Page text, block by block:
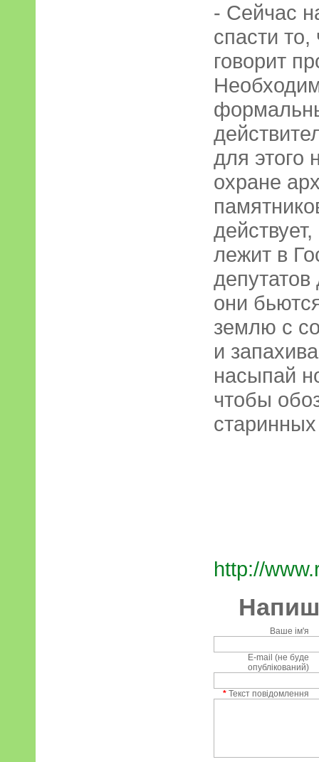
- Сейчас
спасти то,
говорит
для этого
охране
лежит в
они
землю с
и
насыпай
чтобы
http://
Ваше ім'я
E-mail (не буде
опублікований)
* Текст повідомлення